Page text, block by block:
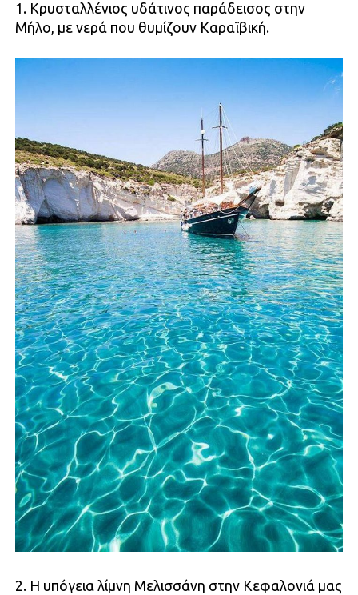
1. Κρυσταλλένιος υδάτινος παράδεισος στην
Μήλο, με νερά που θυμίζουν Καραϊβική.
2. Η υπόγεια λίμνη Μελισσάνη στην Κεφαλονιά μας